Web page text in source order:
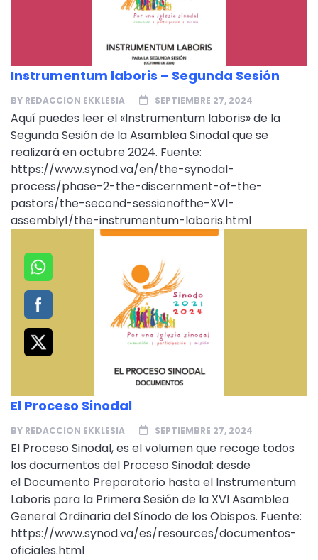
Instrumentum laboris – Segunda Sesión
BY REDACCION EKKLESIA SEPTIEMBRE 27, 2024
Aquí puedes leer el «Instrumentum laboris» de la
Segunda Sesión de la Asamblea Sinodal que se
realizará en octubre 2024. Fuente:
https://www.synod.va/en/the-synodal-
process/phase-2-the-discernment-of-the-
pastors/the-second-sessionofthe-XVI-
assembly1/the-instrumentum-laboris.html
El Proceso Sinodal
BY REDACCION EKKLESIA SEPTIEMBRE 27, 2024
El Proceso Sinodal, es el volumen que recoge todos
los documentos del Proceso Sinodal: desde
el Documento Preparatorio hasta el Instrumentum
Laboris para la Primera Sesión de la XVI Asamblea
General Ordinaria del Sínodo de los Obispos. Fuente:
https://www.synod.va/es/resources/documentos-
oficiales.html